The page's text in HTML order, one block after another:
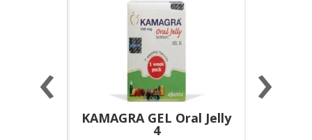
KAMAGRA GEL Oral Jelly
4
‹ ›